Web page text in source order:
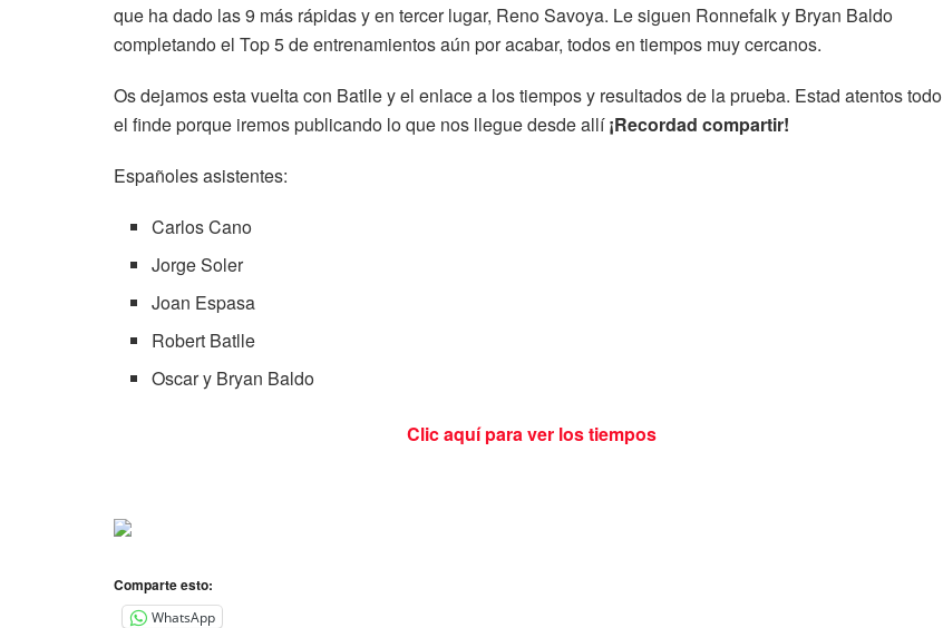
que ha dado las 9 más rápidas y en tercer lugar, Reno Savoya. Le siguen Ronnefalk y Bryan Baldo
completando el Top 5 de entrenamientos aún por acabar, todos en tiempos muy cercanos.
Os dejamos esta vuelta con Batlle y el enlace a los tiempos y resultados de la prueba. Estad atentos todo
el finde porque iremos publicando lo que nos llegue desde allí¡Recordad compartir!
Españoles asistentes:
Carlos Cano
Jorge Soler
Joan Espasa
Robert Batlle
Oscar y Bryan Baldo
Clic aquí para ver los tiempos
Comparte esto:
WhatsApp